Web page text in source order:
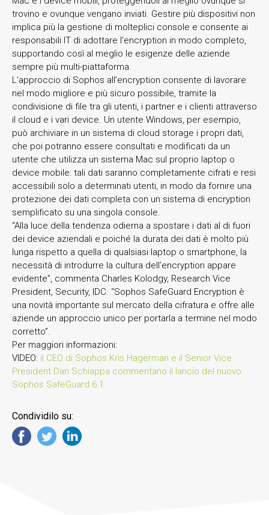
trovino e ovunque vengano inviati. Gestire più dispositivi non
implica più la gestione di molteplici console e consente ai
responsabili IT di adottare l’encryption in modo completo,
supportando così al meglio le esigenze delle aziende
sempre più multi-piattaforma.
L’approccio di Sophos all’encryption consente di lavorare
nel modo migliore e più sicuro possibile, tramite la
condivisione di file tra gli utenti, i partner e i clienti attraverso
il cloud e i vari device. Un utente Windows, per esempio,
può archiviare in un sistema di cloud storage i propri dati,
che poi potranno essere consultati e modificati da un
utente che utilizza un sistema Mac sul proprio laptop o
device mobile: tali dati saranno completamente cifrati e resi
accessibili solo a determinati utenti, in modo da fornire una
protezione dei dati completa con un sistema di encryption
semplificato su una singola console.
“Alla luce della tendenza odierna a spostare i dati al di fuori
dei device aziendali e poiché la durata dei dati è molto più
lunga rispetto a quella di qualsiasi laptop o smartphone, la
necessità di introdurre la cultura dell’encryption appare
evidente”, commenta Charles Kolodgy, Research Vice
President, Security, IDC. “Sophos SafeGuard Encryption è
una novità importante sul mercato della cifratura e offre alle
aziende un approccio unico per portarla a termine nel modo
corretto”.
Per maggiori informazioni:
VIDEO: il CEO di Sophos Kris Hagerman e il Senior Vice
President Dan Schiappa commentano il lancio del nuovo
Sophos SafeGuard 6.1
Condividilo su: